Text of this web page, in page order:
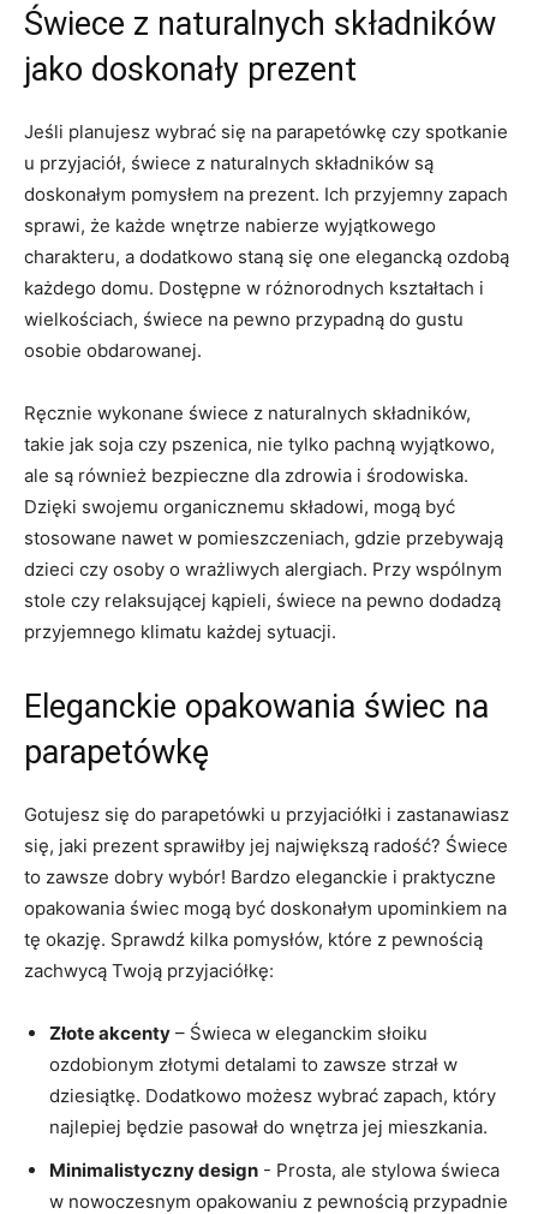
Świece z naturalnych ⁣składników
⁣jako doskonały prezent
Jeśli planujesz​ wybrać ​się na parapetówkę czy ‌spotkanie‍
u ⁣przyjaciół, świece⁤ z naturalnych‍ składników ‌są
doskonałym pomysłem‌ na prezent. ​Ich przyjemny zapach
sprawi, że​ każde wnętrze nabierze wyjątkowego
charakteru, a dodatkowo staną się one elegancką ozdobą⁢
każdego domu. Dostępne​ w różnorodnych kształtach i
wielkościach, ‌świece na pewno przypadną do gustu
osobie obdarowanej.
Ręcznie wykonane świece⁢ z naturalnych⁢ składników,‍
takie jak soja czy pszenica,‌ nie tylko ⁣pachną⁣ wyjątkowo,
ale są⁣ również bezpieczne dla ​zdrowia i środowiska.
Dzięki swojemu organicznemu ⁤składowi, ‌mogą ⁤być
stosowane nawet w pomieszczeniach, gdzie ‌przebywają
dzieci‍ czy osoby‍ o wrażliwych alergiach.⁤ Przy wspólnym
stole czy relaksującej kąpieli, świece na pewno⁣ dodadzą
przyjemnego‍ klimatu każdej sytuacji.
Eleganckie opakowania świec na
⁤parapetówkę
Gotujesz⁢ się do parapetówki u przyjaciółki i zastanawiasz
się, jaki prezent sprawiłby jej największą radość? Świece
to zawsze dobry wybór!‌ Bardzo eleganckie i praktyczne
‌opakowania⁢ świec ​mogą być doskonałym upominkiem na
tę‌ okazję. ​Sprawdź kilka ⁢pomysłów, które z pewnością
zachwycą Twoją przyjaciółkę:
Złote akcenty – Świeca w eleganckim słoiku
‍ozdobionym złotymi detalami to zawsze strzał w
dziesiątkę.⁢ Dodatkowo możesz wybrać zapach, który
najlepiej będzie ​pasował⁤ do wnętrza jej mieszkania.
Minimalistyczny design ‍- Prosta, ale​ stylowa świeca
w nowoczesnym opakowaniu z ⁤pewnością przypadnie